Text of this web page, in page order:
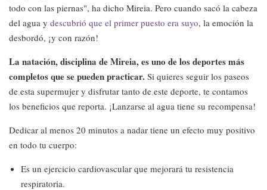
todo con las piernas", ha dicho Mireia. Pero cuando sacó la cabeza
del agua y descubrió que el primer puesto era suyo, la emoción la
desbordó, ¡y con razón!
La natación, disciplina de Mireia, es uno de los deportes más
completos que se pueden practicar. Si quieres seguir los paseos
de esta supermujer y disfrutar tanto de este deporte, te contamos
los beneficios que reporta. ¡Lanzarse al agua tiene su recompensa!
Dedicar al menos 20 minutos a nadar tiene un efecto muy positivo
en todo tu cuerpo:
Es un ejercicio cardiovascular que mejorará tu resistencia
respiratoria.